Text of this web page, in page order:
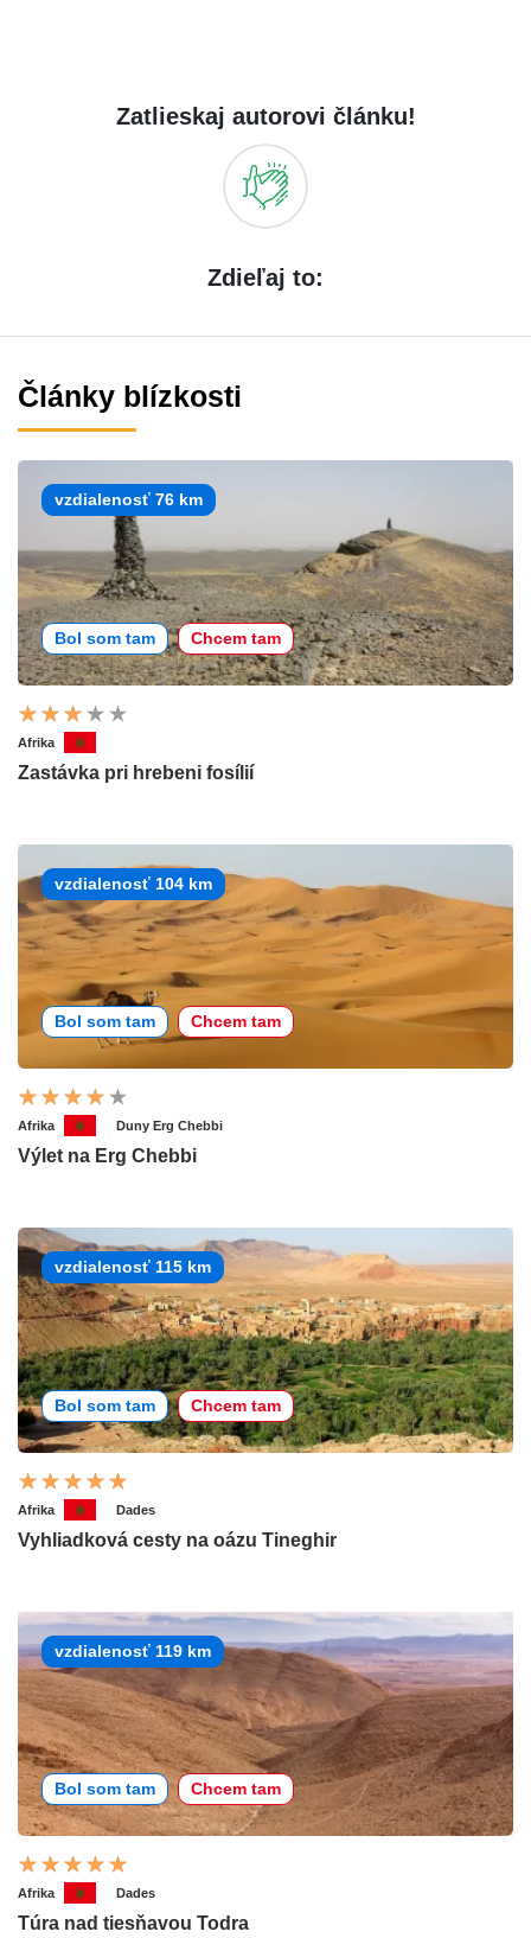
Zatlieskaj autorovi článku!
Zdieľaj to:
Články blízkosti
vzdialenosť 76 km
Bol som tam Chcem tam
Afrika
Zastávka pri hrebeni fosílií
vzdialenosť 104 km
Bol som tam Chcem tam
Afrika Duny Erg Chebbi
Výlet na Erg Chebbi
vzdialenosť 115 km
Bol som tam Chcem tam
Afrika Dades
Vyhliadková cesty na oázu Tineghir
vzdialenosť 119 km
Bol som tam Chcem tam
Afrika Dades
Túra nad tiesňavou Todra